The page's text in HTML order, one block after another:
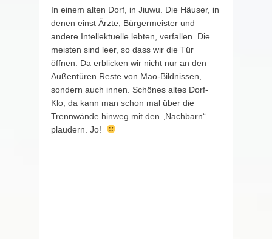
In einem alten Dorf, in Jiuwu. Die Häuser, in
denen einst Ärzte, Bürgermeister und
andere Intellektuelle lebten, verfallen. Die
meisten sind leer, so dass wir die Tür
öffnen. Da erblicken wir nicht nur an den
Außentüren Reste von Mao-Bildnissen,
sondern auch innen. Schönes altes Dorf-
Klo, da kann man schon mal über die
Trennwände hinweg mit den „Nachbarn“
plaudern. Jo!